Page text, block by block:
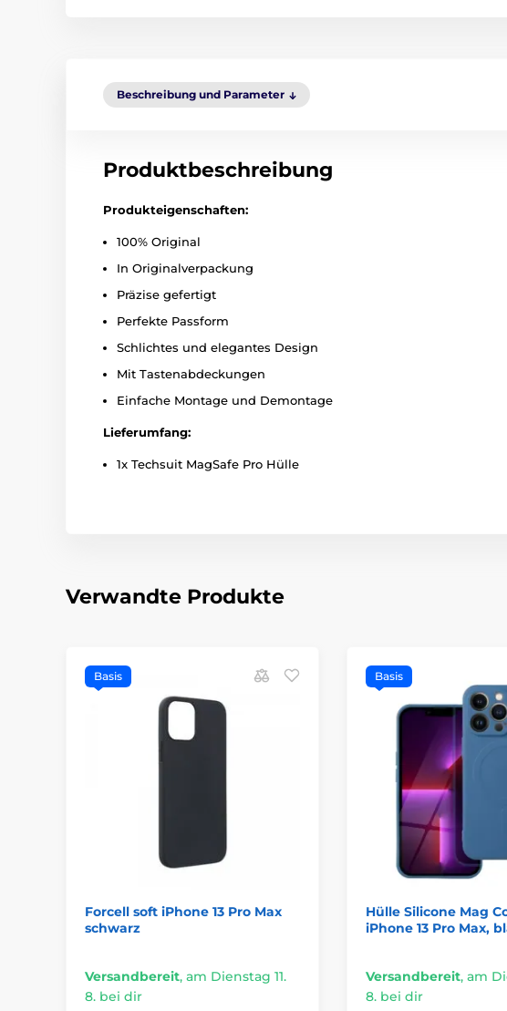
Beschreibung und Parameter
Produktbeschreibung
Produkteigenschaften:
100% Original
In Originalverpackung
Präzise gefertigt
Perfekte Passform
Schlichtes und elegantes Design
Mit Tastenabdeckungen
Einfache Montage und Demontage
Lieferumfang:
1x Techsuit MagSafe Pro Hülle
Verwandte Produkte
Basis
Forcell soft iPhone 13 Pro Max
schwarz
Versandbereit, am Dienstag 11.
8. bei dir
Basis
Hülle Silicone Mag
iPhone 13 Pro Max,
Versandbereit, am
8. bei dir